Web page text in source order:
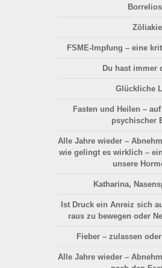
Zöliakie
FSME-Impfung – eine
Du hast immer
Glückliche
Fasten und Heilen –
psychischer
Alle Jahre wieder –
wie gelingt es wirklich –
unsere
Katharina,
Ist Druck ein Anreiz sich
raus zu bewegen oder
Fieber – zulassen
Alle Jahre wieder –